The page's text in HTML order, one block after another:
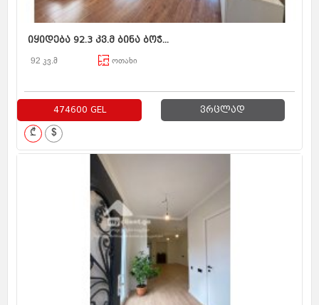
იყიდება 92.3 კვ.მ ბინა ბოჭ...
92 კვ.მ ოთახი
474600 GEL ვრცლად
₾ $